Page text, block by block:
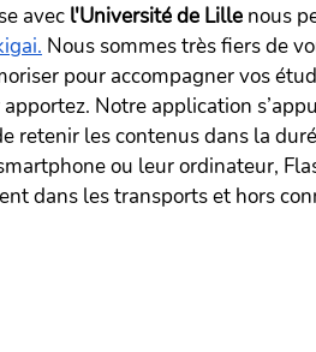
avec l'Université de Lille nous
Nous sommes très fiers de
pour accompagner vos
Notre application
retenir les contenus dans la
ou leur ordinateur,
dans les transports et hors